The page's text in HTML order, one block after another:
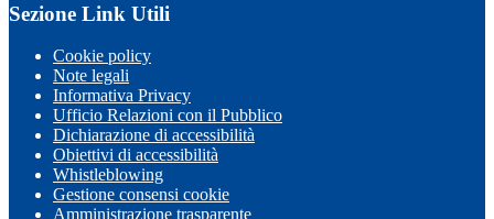
Sezione Link Utili
Cookie policy
Note legali
Informativa Privacy
Ufficio Relazioni con il Pubblico
Dichiarazione di accessibilità
Obiettivi di accessibilità
Whistleblowing
Gestione consensi cookie
Amministrazione trasparente